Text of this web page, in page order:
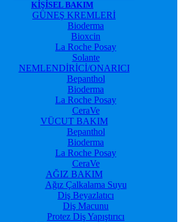
KIŞISEL BAKIM
GÜNEŞ KREMLERİ
Bioderma
Bioxcin
La Roche Posay
Solante
NEMLENDİRİCİ/ONARICI
Bepanthol
Bioderma
La Roche Posay
CeraVe
VÜCUT BAKIM
Bepanthol
Bioderma
La Roche Posay
CeraVe
AĞIZ BAKIM
Ağız Çalkalama Suyu
Diş Beyazlatıcı
Diş Macunu
Protez Diş Yapıştırıcı